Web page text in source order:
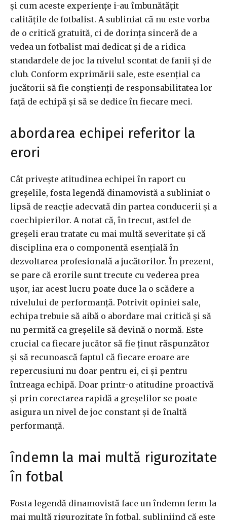
și cum aceste experiențe i-au îmbunătățit
calitățile de fotbalist. A subliniat că nu este vorba
de o critică gratuită, ci de dorința sinceră de a
vedea un fotbalist mai dedicat și de a ridica
standardele de joc la nivelul scontat de fanii și de
club. Conform exprimării sale, este esențial ca
jucătorii să fie conștienți de responsabilitatea lor
față de echipă și să se dedice în fiecare meci.
abordarea echipei referitor la
erori
Cât privește atitudinea echipei în raport cu
greșelile, fosta legendă dinamovistă a subliniat o
lipsă de reacție adecvată din partea conducerii și a
coechipierilor. A notat că, în trecut, astfel de
greșeli erau tratate cu mai multă severitate și că
disciplina era o componentă esențială în
dezvoltarea profesională a jucătorilor. În prezent,
se pare că erorile sunt trecute cu vederea prea
ușor, iar acest lucru poate duce la o scădere a
nivelului de performanță. Potrivit opiniei sale,
echipa trebuie să aibă o abordare mai critică și să
nu permită ca greșelile să devină o normă. Este
crucial ca fiecare jucător să fie ținut răspunzător
și să recunoască faptul că fiecare eroare are
repercusiuni nu doar pentru ei, ci și pentru
întreaga echipă. Doar printr-o atitudine proactivă
și prin corectarea rapidă a greșelilor se poate
asigura un nivel de joc constant și de înaltă
performanță.
îndemn la mai multă rigurozitate
în fotbal
Fosta legendă dinamovistă face un îndemn ferm la
mai multă rigurozitate în fotbal, subliniind că este